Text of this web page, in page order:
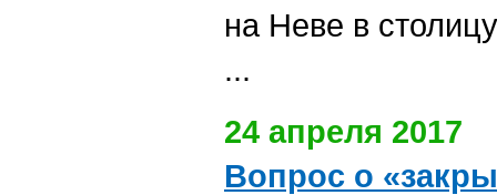
на Hеве в
...
24 апреля 2017
Вопрос о